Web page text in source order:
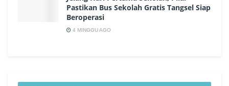
Pastikan Bus Sekolah Gratis Tangsel Siap
Beroperasi
4 MINGGU AGO